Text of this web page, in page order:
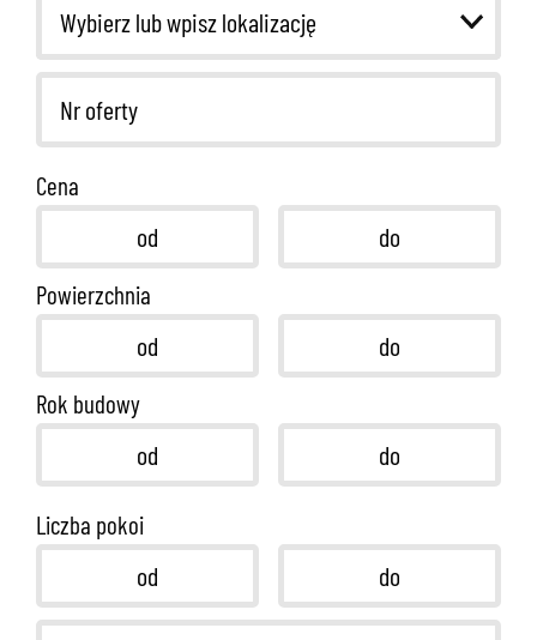
Cena
Powierzchnia
Rok budowy
Liczba pokoi